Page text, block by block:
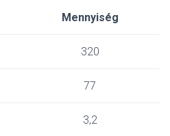
Mennyiség
320
77
3,2